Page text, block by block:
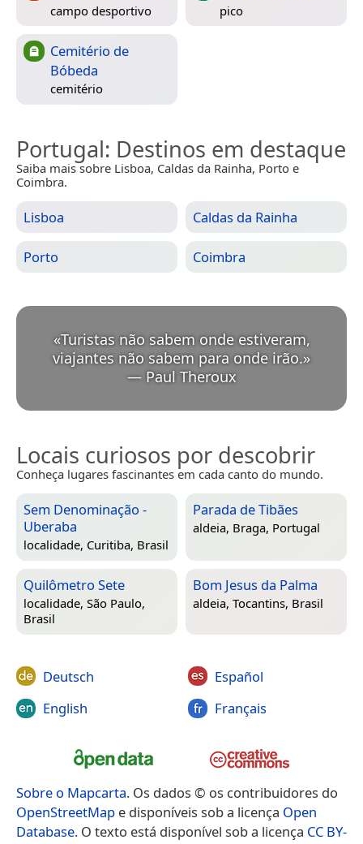
campo desportivo pico
Cemitério de
Bóbeda
cemitério
Portugal: Destinos em destaque
Saiba mais sobre Lisboa, Caldas da Rainha, Porto e
Coimbra.
Lisboa Caldas da Rainha
Porto Coimbra
«Turistas não sabem onde estiveram,
viajantes não sabem para onde irão.
— Paul Theroux
Locais curiosos por descobrir
Conheça lugares fascinantes em cada canto do mundo.
Sem Denominação -
Uberaba
localidade, Curitiba, Brasil
Parada de Tibães
aldeia, Braga, Portugal
Quilômetro Sete
localidade, São Paulo,
Brasil
Bom Jesus da Palma
aldeia, Tocantins, Brasil
Deutsch
English
Español
Français
Sobre o Mapcarta. Os dados © os contribuidores do
OpenStreetMap e disponíveis sob a licença Open
Database. O texto está disponível sob a licença CC BY-